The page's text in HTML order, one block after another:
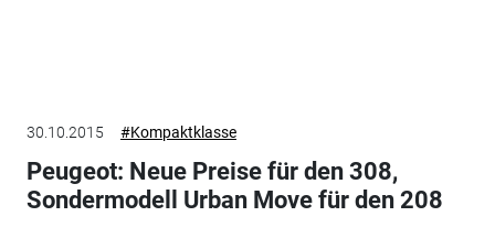
30.10.2015 #Kompaktklasse
Peugeot: Neue Preise für den 308,
Sondermodell Urban Move für den 208